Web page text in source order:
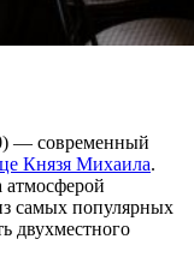
— современный
Князя Михаила.
атмосферой
самых популярных
двухместного